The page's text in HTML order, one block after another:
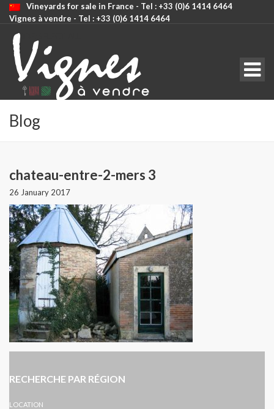
Vineyards for sale in France - Tel : +33 (0)6 1414 6464
Vignes à vendre - Tel : +33 (0)6 1414 6464
CODE: SELECT ALL
Blog
chateau-entre-2-mers 3
26 January 2017
RECHERCHE PAR RÉGION
LOCATION